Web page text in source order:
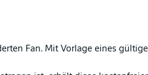
Fan. Mit Vorlage eines